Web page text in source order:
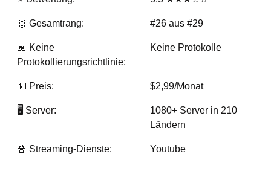
🥇 Gesamtrang: #26 aus #29
📖 Keine
Protokollierungsrichtlinie:
Keine Protokolle
💵 Preis: $2,99/Monat
🖥️ Server:
1080+ Server in 210
Ländern
🍿 Streaming-Dienste: Youtube